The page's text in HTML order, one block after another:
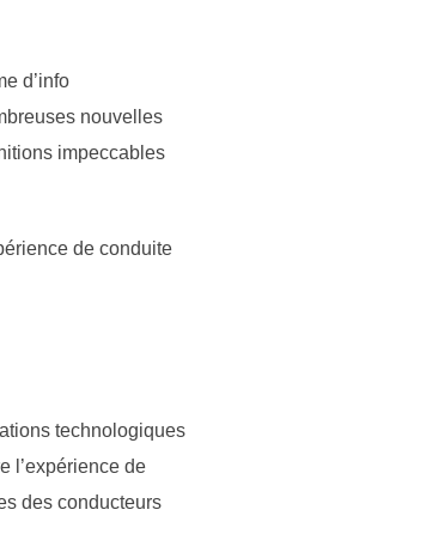
d’info
nouvelles
impeccables
de conduite
technologiques
l’expérience de
des conducteurs